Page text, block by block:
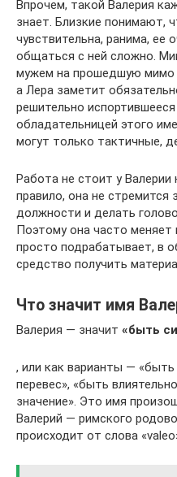
Впрочем, такой Валерия
знает. Близкие понимают,
чувствительна, ранима, ее
общаться с ней сложно.
мужем на прошедшую мимо
а Лера заметит
решительно
обладательницей этого
могут только тактичные,
Работа не стоит у Валерии
правило, она не стремится
должности и делать
Поэтому она часто
просто подрабатывает, в
средство получить
Что значит имя
Валерия — значит «быть
, или как варианты —
перевес», «быть
значение». Это имя
Валерий — римского
происходит от слова